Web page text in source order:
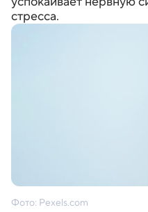
стресса.
Фото: Pexels.com